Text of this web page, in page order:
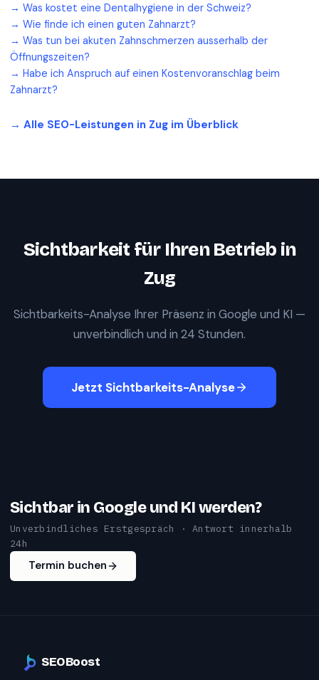
→ Was kostet eine Dentalhygiene in der Schweiz?
→ Wie finde ich einen guten Zahnarzt?
→ Was tun bei akuten Zahnschmerzen ausserhalb der
Öffnungszeiten?
→ Habe ich Anspruch auf einen Kostenvoranschlag beim
Zahnarzt?
→ Alle SEO-Leistungen in Zug im Überblick
Sichtbarkeit für Ihren Betrieb in
Zug
Sichtbarkeits-Analyse Ihrer Präsenz in Google und KI —
unverbindlich und in 24 Stunden.
Jetzt Sichtbarkeits-Analyse
Sichtbar in Google und KI werden?
Unverbindliches Erstgespräch · Antwort innerhalb
24h
Termin buchen
SEOBoost